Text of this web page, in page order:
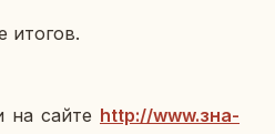
итогов.
на сайте http://www.зна­